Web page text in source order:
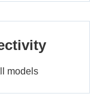
models